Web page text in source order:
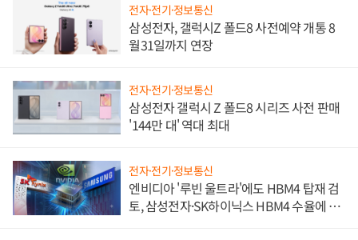
전자·전기·정보통신
삼성전자, 갤럭시Z 폴드8 사전예약 개통 8
월31일까지 연장
전자·전기·정보통신
삼성전자 갤럭시 Z 폴드8 시리즈 사전 판매
'144만 대' 역대 최대
전자·전기·정보통신
엔비디아 '루빈 울트라'에도 HBM4 탑재 검
토, 삼성전자·SK하이닉스 HBM4 수율에 주